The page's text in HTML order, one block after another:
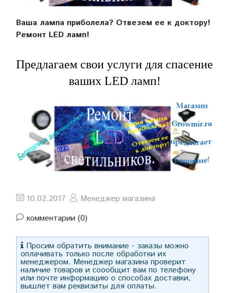
Ваша лампа приболела? Отвезем ее к доктору!
Ремонт LED ламп!
Предлагаем свои услуги для спасение
ваших LED ламп!
10.02.2017
Менеджер магазина
комментарии (0)
Просим обратить внимание - заказы можно
оплачивать только после обработки их
менеджером. Менеджер магазина проверит
наличие товаров и соообщит вам по телефону
или почте информацию о способах доставки,
вышлет вам реквизиты для оплаты.